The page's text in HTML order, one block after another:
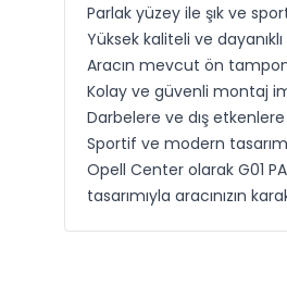
Parlak yüzey ile şık ve
Yüksek kaliteli ve
Aracın mevcut ön
Kolay ve güvenli montaj
Darbelere ve dış etkenlere
Sportif ve modern
Opell Center olarak G01
tasarımıyla aracınızın